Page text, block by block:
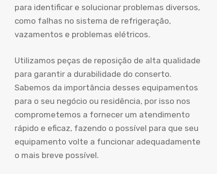
para identificar e solucionar problemas diversos,
como falhas no sistema de refrigeração,
vazamentos e problemas elétricos.
Utilizamos peças de reposição de alta qualidade
para garantir a durabilidade do conserto.
Sabemos da importância desses equipamentos
para o seu negócio ou residência, por isso nos
comprometemos a fornecer um atendimento
rápido e eficaz, fazendo o possível para que seu
equipamento volte a funcionar adequadamente
o mais breve possível.